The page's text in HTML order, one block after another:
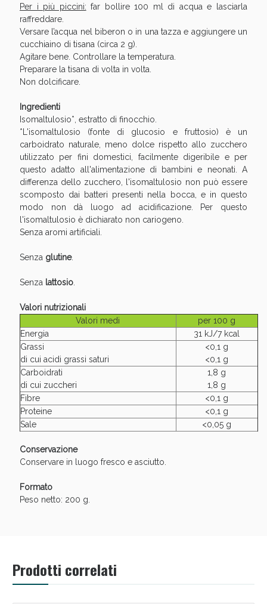
Per i più piccini: far bollire 100 ml di acqua e lasciarla
raffreddare.
Versare l’acqua nel biberon o in una tazza e aggiungere un
cucchiaino di tisana (circa 2 g).
Agitare bene. Controllare la temperatura.
Preparare la tisana di volta in volta.
Non dolcificare.
Ingredienti
Isomaltulosio*, estratto di finocchio.
*L'isomaltulosio (fonte di glucosio e fruttosio) è un
carboidrato naturale, meno dolce rispetto allo zucchero
utilizzato per fini domestici, facilmente digeribile e per
questo adatto all'alimentazione di bambini e neonati. A
differenza dello zucchero, l'isomaltulosio non può essere
scomposto dai batteri presenti nella bocca, e in questo
modo non dà luogo ad acidificazione. Per questo
l'isomaltulosio è dichiarato non cariogeno.
Senza aromi artificiali.
Senza glutine.
Senza lattosio.
Valori nutrizionali
Valori medi
per 100 g
Energia
31 kJ/7 kcal
Grassi
di cui acidi grassi saturi
<0,1 g
<0,1 g
Carboidrati
di cui zuccheri
1,8 g
1,8 g
Fibre
<0,1 g
Proteine
<0,1 g
Sale
<0,05 g
Conservazione
Conservare in luogo fresco e asciutto.
Formato
Peso netto: 200 g.
Prodotti correlati
Benessere Intestinale: Sconto fino al 55% valido